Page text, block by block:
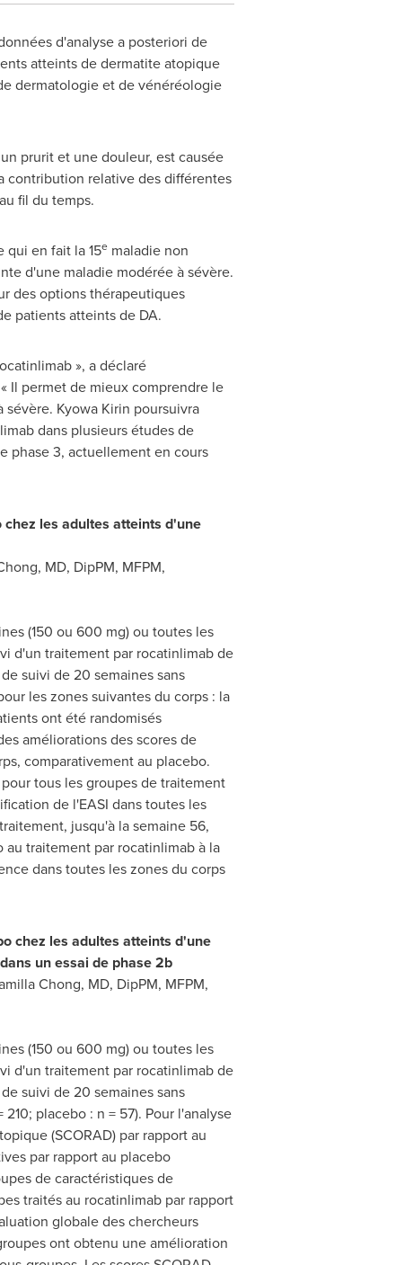
d'analyse a posteriori de
atteints de dermatite atopique
dermatologie et de vénéréologie
prurit et une douleur, est causée
contribution relative des différentes
fil du temps.
qui en fait la 15emaladie non
d'une maladie modérée à sévère.
des options thérapeutiques
patients atteints de DA.
», a déclaré
Il permet de mieux comprendre le
Kyowa Kirin poursuivra
dans plusieurs études de
phase 3, actuellement en cours
les adultes atteints d'une
MD, DipPM, MFPM,
(150 ou 600 mg) ou toutes les
d'un traitement par rocatinlimab de
suivi de 20 semaines sans
les zones suivantes du corps : la
ont été randomisés
améliorations des scores de
comparativement au placebo.
tous les groupes de traitement
de l'EASI dans toutes les
jusqu'à la semaine 56,
traitement par rocatinlimab à la
dans toutes les zones du corps
chez les adultes atteints d'une
un essai de phase2b
Chong, MD, DipPM, MFPM,
(150 ou 600 mg) ou toutes les
d'un traitement par rocatinlimab de
suivi de 20 semaines sans
placebo : n = 57). Pour l'analyse
(SCORAD) par rapport au
par rapport au placebo
de caractéristiques de
traités au rocatinlimab par rapport
globale des chercheurs
ont obtenu une amélioration